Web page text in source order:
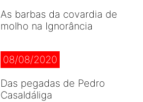
As barbas da covardia de
molho na Ignorância
08/08/2020
Das pegadas de Pedro
Casaldáliga